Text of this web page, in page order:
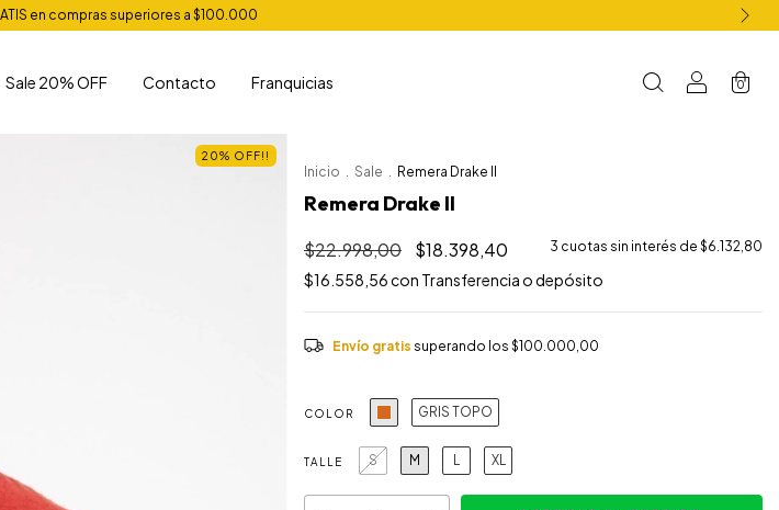
en compras superiores a $100.000
Sale 20% OFF Contacto Franquicias 0
20% OFF!!
Inicio Sale Remera Drake II
Remera Drake II
$22.998,00 $18.398,40 3 cuotas sin interés de $6.132,80
$16.558,56con Transferencia o depósito
Envío gratis superando los $100.000,00
COLOR GRIS TOPO
TALLE S M XL